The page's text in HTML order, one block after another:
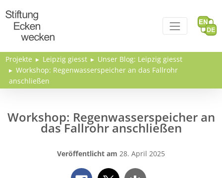
Projekte Leipzig giesst
Unser Blog: Leipzig giesst
Workshop: Regenwasserspeicher an das Fallrohr
anschließen
Workshop: Regenwasserspeicher an
das Fallrohr anschließen
Veröffentlicht am 28. April 2025